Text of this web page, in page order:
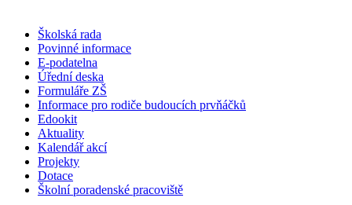
Školská rada
Povinné informace
E-podatelna
Úřední deska
Formuláře ZŠ
Informace pro rodiče budoucích prvňáčků
Edookit
Aktuality
Kalendář akcí
Projekty
Dotace
Školní poradenské pracoviště